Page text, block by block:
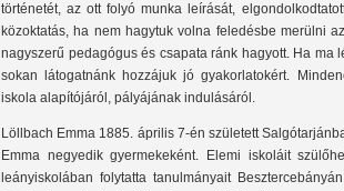
történetét, az ott folyó munka leírását,
közoktatás, ha nem hagytuk volna feledésbe merülni
nagyszerű pedagógus és csapata ránk hagyott. Ha ma
sokan látogatnánk hozzájuk jó gyakorlatokért.
iskola alapítójáról, pályájának indulásáról.
Löllbach Emma 1885. április 7-én született
Emma negyedik gyermekeként. Elemi iskoláit
leányiskolában folytatta tanulmányait